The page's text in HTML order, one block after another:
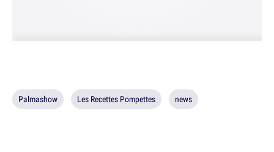
Palmashow Les Recettes Pompettes news